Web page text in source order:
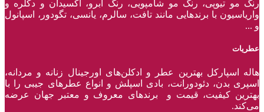
رنگ مو تیوپی، رنگ مو شامپویی، رنگ ابرو، اکسیدان و دکلره و
واریاسیون با برند‌هایی مانند تافت، سالرم، یانسی، تگودور، اسپانول
و ...
عطریات
هاله اسپارکل بهترین عطر و ادکلن‌های اورجینال زنانه و مردانه،
اسپری بدن، دئودورانت، بادی اسپلش و انواع عطر‌های جیبی را با
بهترین کیفیت، قیمت و برندهای معروف و معتبر جهان عرضه
می‌کند.